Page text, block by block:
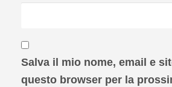
Salva il mio nome, email e
questo browser per la